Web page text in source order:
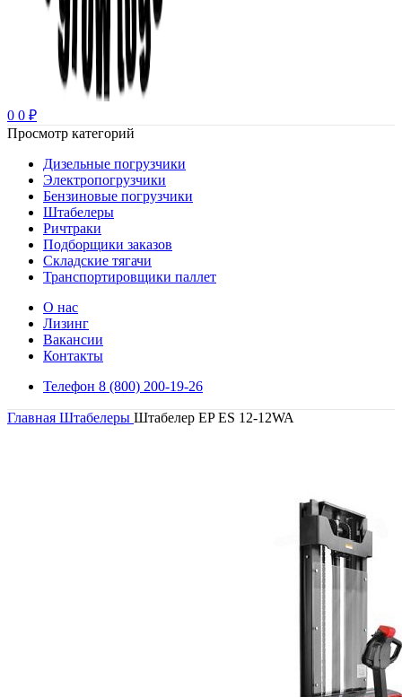
0 0 ₽
Просмотр категорий
Дизельные погрузчики
Электропогрузчики
Бензиновые погрузчики
Штабелеры
Ричтраки
Подборщики заказов
Складские тягачи
Транспортировщики паллет
О нас
Лизинг
Вакансии
Контакты
Телефон 8 (800) 200-19-26
Главная Штабелеры Штабелер EP ES 12-12WA